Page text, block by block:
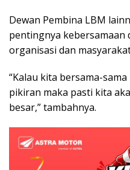
Dewan Pembina LBM
pentingnya kebersamaan
organisasi dan
“Kalau kita bersama-
pikiran maka pasti kita
besar,” tambahnya.